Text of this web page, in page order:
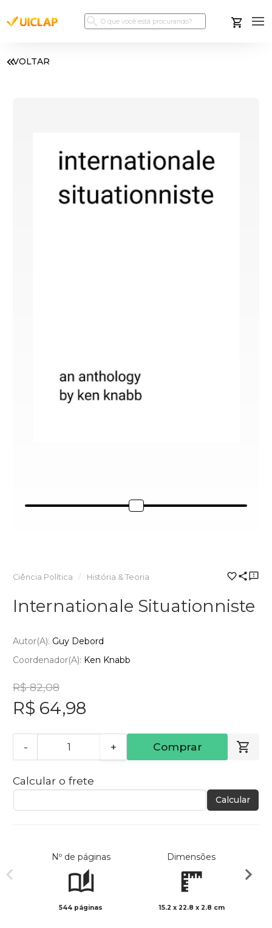
VOLTAR
Ciência Política História & Teoria
Internationale Situationniste
Autor(a): Guy Debord
Coordenador(a): Ken Knabb
R$ 82,08
R$ 64,98
- + Comprar
Calcular o frete
Calcular
Nº de páginas
544 páginas
Dimensões
15.2 x 22.8 x 2.8 cm